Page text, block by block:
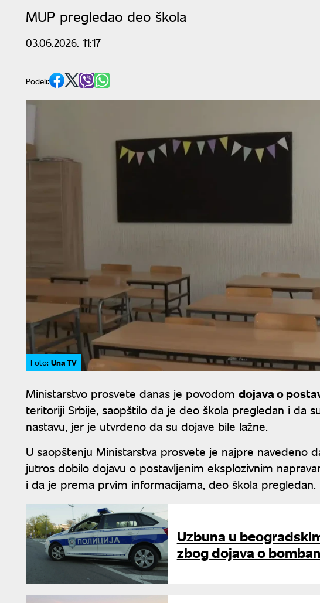
MUP pregledao deo škola
03.06.2026. 11:17
Podeli:
Foto: Una TV
Ministarstvo prosvete danas je povodom dojava o
teritoriji Srbije, saopštilo da je deo škola pregledan i da
nastavu, jer je utvrđeno da su dojave bile lažne.
U saopštenju Ministarstva prosvete je najpre navedeno
jutros dobilo dojavu o postavljenim eksplozivnim
i da je prema prvim informacijama, deo škola pregledan.
Uzbuna u
zbog dojava o